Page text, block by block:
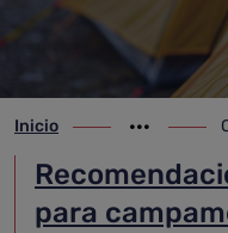
ir-a inicio
Inicio
Mostrar
ir-a
para